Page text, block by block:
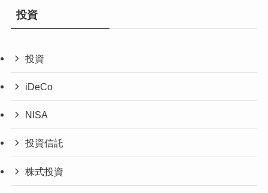
投資
投資
iDeCo
NISA
投資信託
株式投資